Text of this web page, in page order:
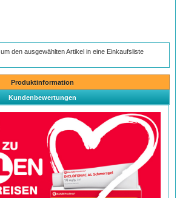
um den ausgewählten Artikel in eine Einkaufsliste
Produktinformation
Kundenbewertungen